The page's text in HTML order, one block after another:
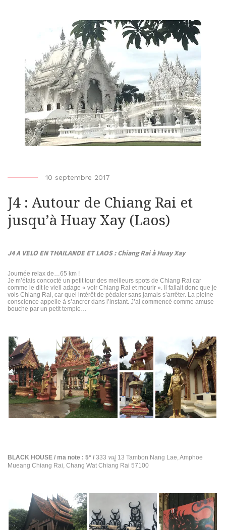
b
b
i
r
o
f
-
10 septembre 2017
J4 : Autour de Chiang Rai et
jusqu’à Huay Xay (Laos)
J4 A VELO EN THAILANDE ET LAOS : Chiang Rai à Huay Xay
Journée relax de…65 km !
Je m’étais concocté un petit tour des meilleurs spots de Chiang Rai car
comme le dit le vieil adage « voir Chiang Rai et mourir ». Il fallait donc que je
vois Chiang Rai, car quel intérêt de pédaler sans jamais s’arrêter. La pleine
conscience appelle à s’ancrer dans l’instant. J’ai commencé comme amuse
bouche par un petit temple…
BLACK HOUSE / ma note : 5* / 333 หมู่ 13 Tambon Nang Lae, Amphoe
Mueang Chiang Rai, Chang Wat Chiang Rai 57100